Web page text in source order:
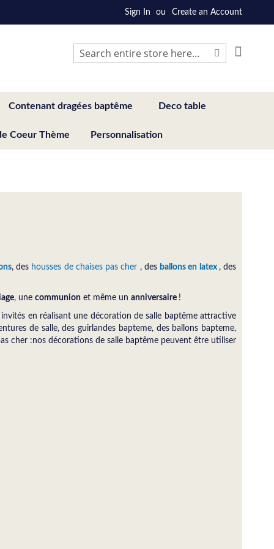
Sign In Create an Account
Search
Contenant dragées baptême Deco table
Coeur Thème Personnalisation
, des housses de chaises pas cher , des ballons en latex , des
, une communion et même un anniversaire !
en réalisant une décoration de salle baptême attractive
de salle, des guirlandes bapteme, des ballons bapteme,
cher :nos décorations de salle baptême peuvent être utiliser